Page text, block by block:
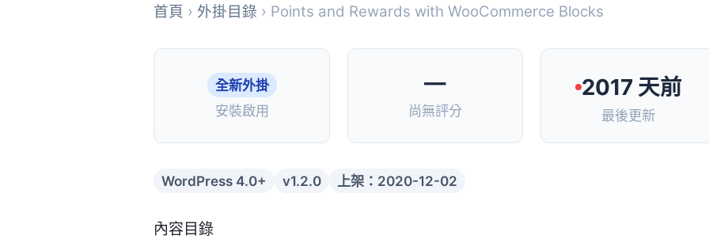
首頁 › 外掛目錄 › Points and Rewards with WooCommerce Blocks
全新外掛
安裝啟用
—
尚無評分
2017 天前
最後更新
WordPress 4.0+ v1.2.0 上架：2020-12-02
內容目錄